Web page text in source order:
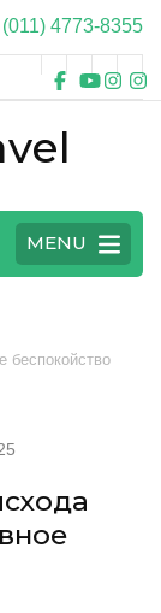
(011) 4773-8355
MENU
беспокойство